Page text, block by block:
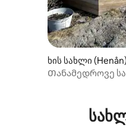
ხის სახლი
Თანამედროვე